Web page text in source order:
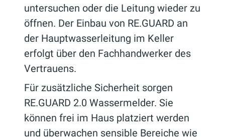
untersuchen oder die Leitung wieder zu
öffnen. Der Einbau von RE.GUARD an
der Hauptwasserleitung im Keller
erfolgt über den Fachhandwerker des
Vertrauens.
Für zusätzliche Sicherheit sorgen
RE.GUARD 2.0 Wassermelder. Sie
können frei im Haus platziert werden
und überwachen sensible Bereiche wie